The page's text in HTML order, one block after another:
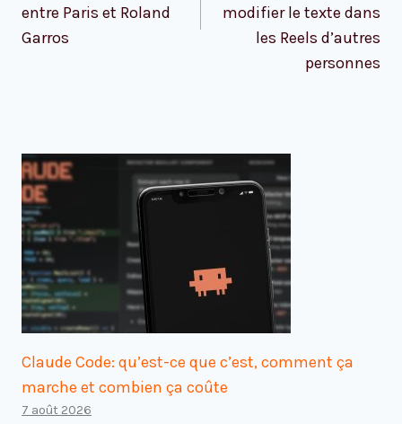
entre Paris et Roland
Garros
modifier le texte dans
les Reels d’autres
personnes
Claude Code: qu’est-ce que c’est, comment ça
marche et combien ça coûte
7 août 2026